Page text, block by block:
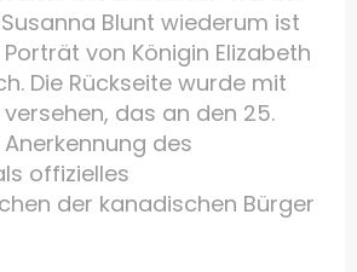
Blunt wiederum ist
von Königin Elizabeth
Die Rückseite wurde mit
das an den 25.
des
offizielles
der kanadischen Bürger